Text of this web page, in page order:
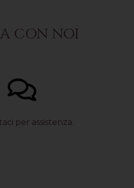
CON NOI
per assistenza.